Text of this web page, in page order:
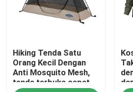
Rumah
Produk
Hiking Tenda Satu
Orang Kecil Dengan
Anti Mosquito Mesh,
tenda terbuka cepat